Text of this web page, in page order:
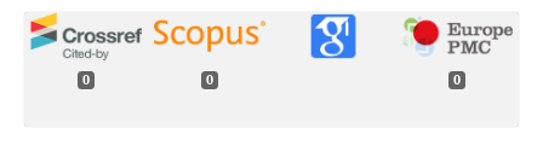
0 0 0